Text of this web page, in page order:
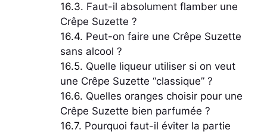
Faut-il absolument flamber une
Crêpe Suzette ?
Peut-on faire une Crêpe Suzette
sans alcool ?
Quelle liqueur utiliser si on veut
une Crêpe Suzette “classique” ?
Quelles oranges choisir pour une
Crêpe Suzette bien parfumée ?
Pourquoi faut-il éviter la partie